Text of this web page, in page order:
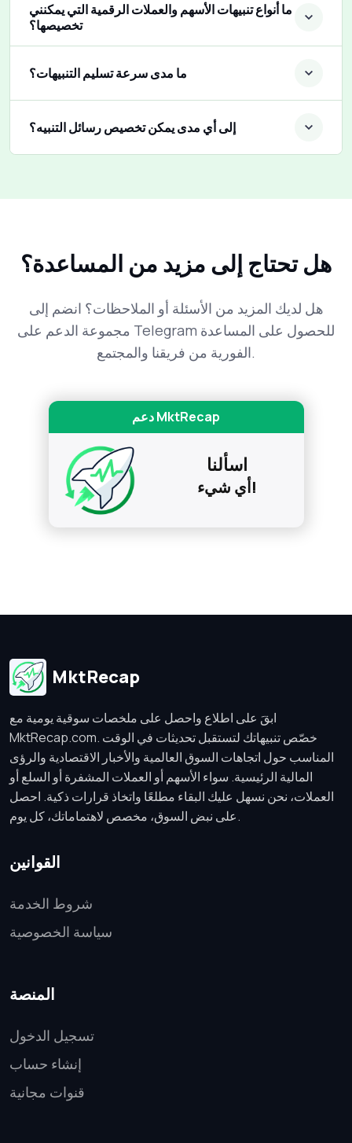
ما أنواع تنبيهات الأسهم والعملات الرقمية التي يمكنني
تخصيصها؟
ما مدى سرعة تسليم التنبيهات؟
إلى أي مدى يمكن تخصيص رسائل التنبيه؟
هل تحتاج إلى مزيد من المساعدة؟
هل لديك المزيد من الأسئلة أو الملاحظات؟ انضم إلى
مجموعة الدعم على Telegram للحصول على المساعدة
الفورية من فريقنا والمجتمع.
دعم MktRecap
اسألنا
أي شيء!
MktRecap
ابقَ على اطلاع واحصل على ملخصات سوقية يومية مع
MktRecap.com. خصّص تنبيهاتك لتستقبل تحديثات في الوقت
المناسب حول اتجاهات السوق العالمية والأخبار الاقتصادية والرؤى
المالية الرئيسية. سواء الأسهم أو العملات المشفرة أو السلع أو
العملات، نحن نسهل عليك البقاء مطلعًا واتخاذ قرارات ذكية. احصل
على نبض السوق، مخصص لاهتماماتك، كل يوم.
القوانين
شروط الخدمة
سياسة الخصوصية
المنصة
تسجيل الدخول
إنشاء حساب
قنوات مجانية